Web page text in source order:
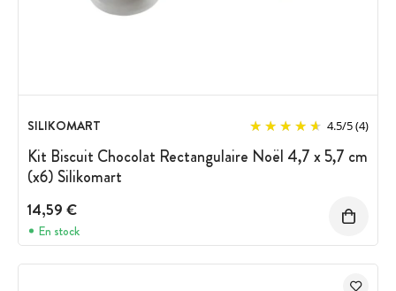
SILIKOMART 4.5/5(4)
Kit Biscuit Chocolat Rectangulaire Noël 4,7 x 5,7 cm
(x6) Silikomart
14,59 €
En stock